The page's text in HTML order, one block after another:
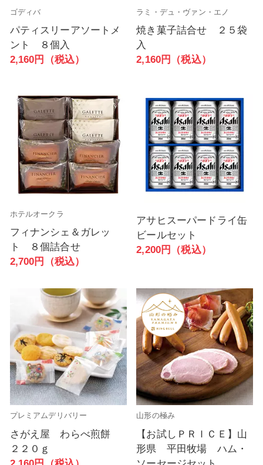
ゴディバ
パティスリーアソートメ
ント ８個入
2,160円（税込）
ラミ・デュ・ヴァン・エノ
焼き菓子詰合せ ２５袋
入
2,160円（税込）
ホテルオークラ
フィナンシェ＆ガレッ
ト ８個詰合せ
2,700円（税込）
アサヒスーパードライ缶
ビールセット
2,200円（税込）
プレミアムデリバリー
さがえ屋 わらべ煎餅
２２０ｇ
山形の極み
【お試しＰＲＩＣＥ】山
形県 平田牧場 ハム・